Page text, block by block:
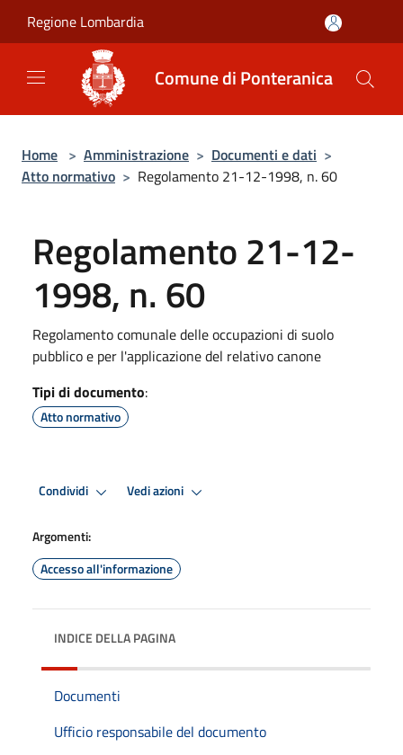
Regione Lombardia
Comune di Ponteranica
Home > Amministrazione > Documenti e dati >
Atto normativo > Regolamento 21-12-1998, n. 60
Regolamento 21-12-
1998, n. 60
Regolamento comunale delle occupazioni di suolo
pubblico e per l'applicazione del relativo canone
Tipi di documento:
Atto normativo
Condividi Vedi azioni
Argomenti:
Accesso all'informazione
INDICE DELLA PAGINA
Documenti
Ufficio responsabile del documento